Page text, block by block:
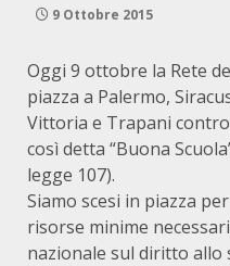
9 Ottobre 2015
Oggi 9 ottobre la Rete
piazza a Palermo,
Vittoria e Trapani
così detta “Buona
legge 107).
Siamo scesi in piazza
risorse minime
nazionale sul diritto allo